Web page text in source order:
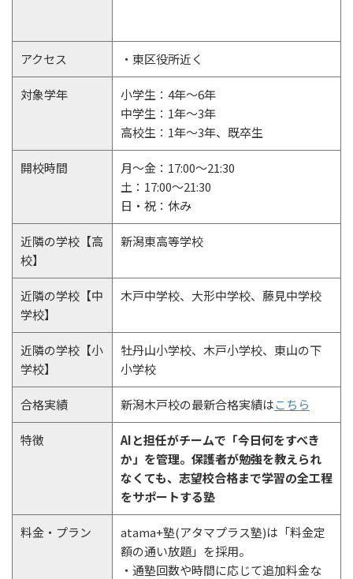
アクセス ・東区役所近く
対象学年
小学生：4年～6年
中学生：1年～3年
高校生：1年～3年、既卒生
開校時間
月～金：17:00～21:30
土：17:00～21:30
日・祝：休み
近隣の学校【高
校】
新潟東高等学校
近隣の学校【中
学校】
木戸中学校、大形中学校、藤見中学校
近隣の学校【小
学校】
牡丹山小学校、木戸小学校、東山の下
小学校
合格実績 新潟木戸校の最新合格実績はこちら
特徴
AIと担任がチームで「今日何をすべき
か」を管理。保護者が勉強を教えられ
なくても、志望校合格まで学習の全工程
をサポートする塾
料金・プラン
atama+塾(アタマプラス塾)は「料金定
額の通い放題」を採用。
・通塾回数や時間に応じて追加料金な